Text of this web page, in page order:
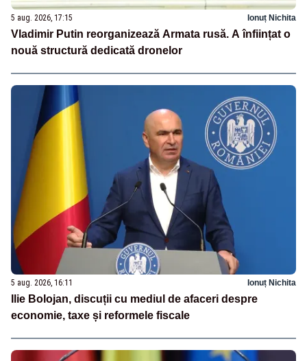
5 aug. 2026, 17:15 Ionuț Nichita
Vladimir Putin reorganizează Armata rusă. A înființat o
nouă structură dedicată dronelor
5 aug. 2026, 16:11 Ionuț Nichita
Ilie Bolojan, discuții cu mediul de afaceri despre
economie, taxe și reformele fiscale